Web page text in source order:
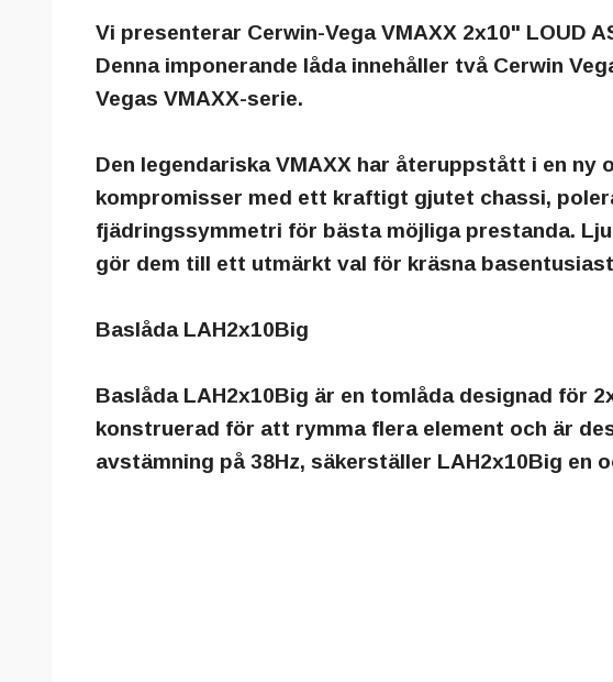
Vi presenterar Cerwin-Vega VMAXX 2x10" LOUD
Denna imponerande låda innehåller två Cerwin
Vegas VMAXX-serie.
Den legendariska VMAXX har återuppstått i en
kompromisser med ett kraftigt gjutet chassi,
fjädringssymmetri för bästa möjliga prestanda.
gör dem till ett utmärkt val för kräsna
Baslåda LAH2x10Big
Baslåda LAH2x10Big är en tomlåda designad för
konstruerad för att rymma flera element och är
avstämning på 38Hz, säkerställer LAH2x10Big en